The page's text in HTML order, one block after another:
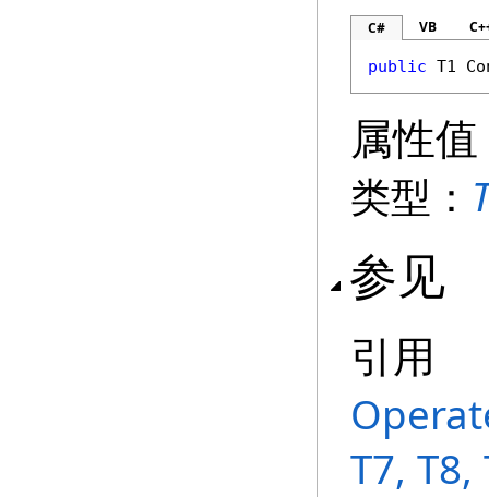
C# VB
public T1
属性值
类型：
参见
引用
T7, T8,